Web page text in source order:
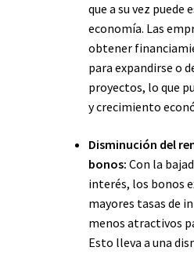
que a su vez puede
economía. Las
obtener
para expandirse o
proyectos, lo que
y crecimiento
Disminución del
bonos: Con la
interés, los bonos
mayores tasas de
menos atractivos
Esto lleva a una